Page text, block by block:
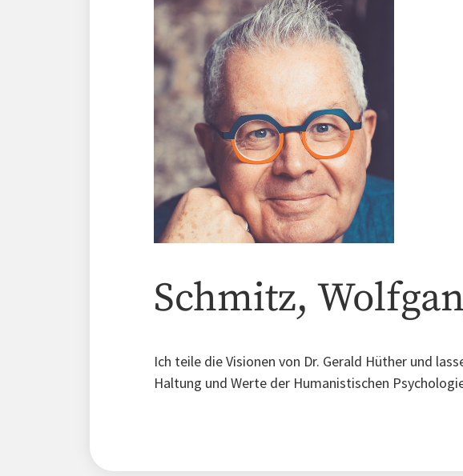
Schmitz,
Ich teile die Visionen von Dr. Gerald Hüther und
Haltung und Werte der Humanistischen